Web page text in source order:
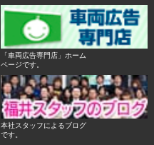
「車両広告専門店」ホーム
ページです。
本社スタッフによるブログ
です。